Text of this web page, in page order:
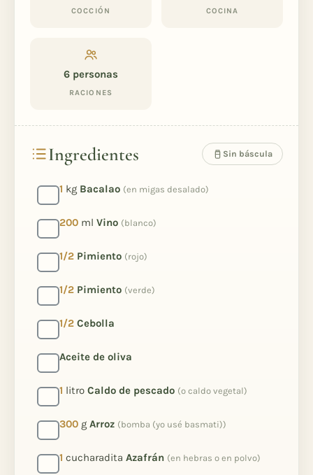
COCCIÓN COCINA
6 personas
RACIONES
Ingredientes Sin báscula
1 kg Bacalao (en migas desalado)
200 ml Vino (blanco)
1/2 Pimiento (rojo)
1/2 Pimiento (verde)
1/2 Cebolla
Aceite de oliva
1 litro Caldo de pescado (o caldo vegetal)
300 g Arroz (bomba (yo usé basmati))
1 cucharadita Azafrán (en hebras o en polvo)